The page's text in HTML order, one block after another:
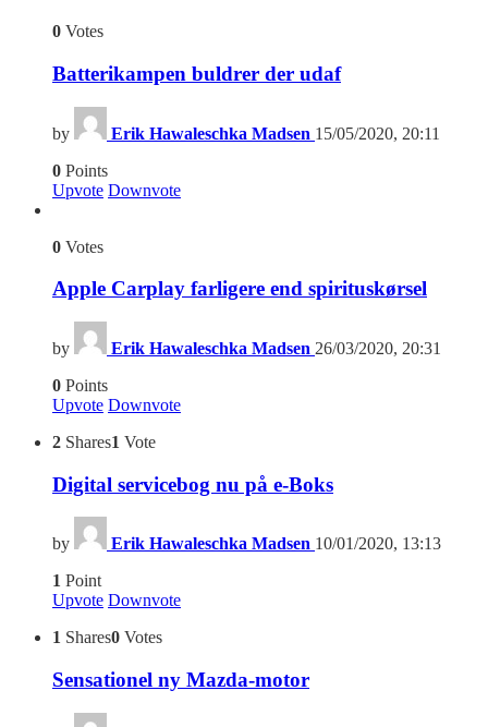
0 Votes
Batterikampen buldrer der udaf
by Erik Hawaleschka Madsen 15/05/2020, 20:11
0 Points
Upvote Downvote
0 Votes
Apple Carplay farligere end spirituskørsel
by Erik Hawaleschka Madsen 26/03/2020, 20:31
0 Points
Upvote Downvote
2 Shares1 Vote
Digital servicebog nu på e-Boks
by Erik Hawaleschka Madsen 10/01/2020, 13:13
1 Point
Upvote Downvote
1 Shares0 Votes
Sensationel ny Mazda-motor